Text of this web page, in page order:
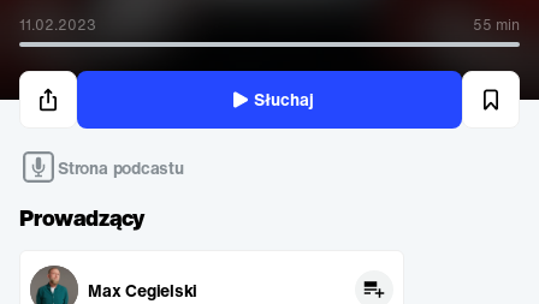
11.02.2023 55 min
Słuchaj
Strona podcastu
Prowadzący
Max Cegielski